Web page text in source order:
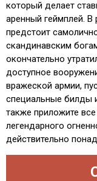
который делает
аренный геймплей. В
предстоит
скандинавским
окончательно
доступное
вражеской армии,
специальные билды
также приложите
легендарного
действительно